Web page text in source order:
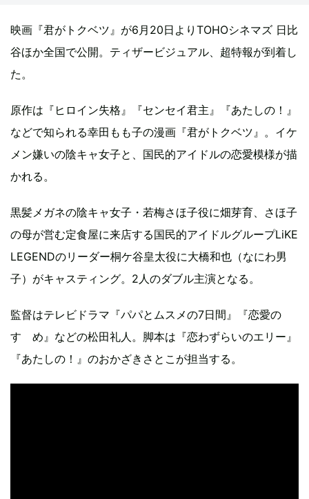
映画『君がトクベツ』が6月20日よりTOHOシネマズ 日比
谷ほか全国で公開。ティザービジュアル、超特報が到着し
た。
原作は『ヒロイン失格』『センセイ君主』『あたしの！』
などで知られる幸田もも子の漫画『君がトクベツ』。イケ
メン嫌いの陰キャ女子と、国民的アイドルの恋愛模様が描
かれる。
黒髪メガネの陰キャ女子・若梅さほ子役に畑芽育、さほ子
の母が営む定食屋に来店する国民的アイドルグループLiKE
LEGENDのリーダー桐ケ谷皇太役に大橋和也（なにわ男
子）がキャスティング。2人のダブル主演となる。
監督はテレビドラマ『パパとムスメの7日間』『恋愛の
すゝめ』などの松田礼人。脚本は『恋わずらいのエリー』
『あたしの！』のおかざきさとこが担当する。